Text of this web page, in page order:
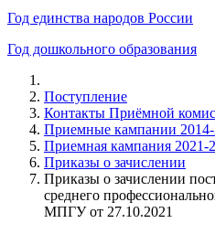
Год единства народов России
Год дошкольного образования
Поступление
Контакты Приёмной
Приемные кампании 2014-
Приемная кампания 2021-
Приказы о зачислении
Приказы о зачислении
среднего
МПГУ от 27.10.2021